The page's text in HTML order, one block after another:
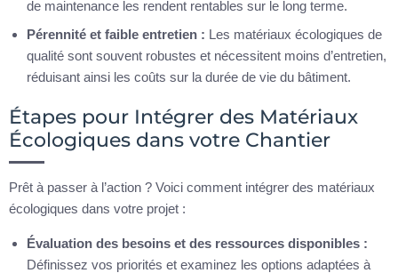
de maintenance les rendent rentables sur le long terme.
Pérennité et faible entretien : Les matériaux écologiques de
qualité sont souvent robustes et nécessitent moins d’entretien,
réduisant ainsi les coûts sur la durée de vie du bâtiment.
Étapes pour Intégrer des Matériaux
Écologiques dans votre Chantier
Prêt à passer à l’action ? Voici comment intégrer des matériaux
écologiques dans votre projet :
Évaluation des besoins et des ressources disponibles :
Définissez vos priorités et examinez les options adaptées à